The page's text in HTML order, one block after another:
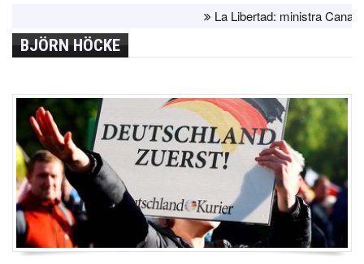
La Libertad: ministra Canales
BJÖRN HÖCKE